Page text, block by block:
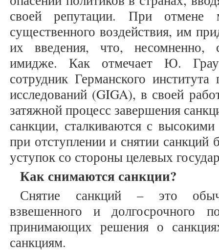
своей репутации. При отмене
существенного воздействия, им
их введения, что, несомненно,
имидже. Как отмечает Ю.
сотрудник Германского
исследований (GIGA), в своей
затяжной процесс завершения
санкции, сталкиваются с
при отступлении и снятии санкций
уступок со стороны целевых
Как снимаются санкции?
Снятие санкций – это
взвешенного и долгосрочного
принимающих решения о
санкциям.